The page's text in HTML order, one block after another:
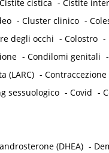
Cistite cistica - Cistite
- Cluster clinico -
degli occhi - Colostro -
- Condilomi genitali -
(LARC) -
sessuologico - Covid -
(DHEA) -